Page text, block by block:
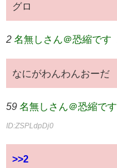
グロ
2 名無しさん＠恐縮です
なにがわんわんおーだ
59 名無しさん＠恐縮です
ID:ZSPLdpDj0
>>2